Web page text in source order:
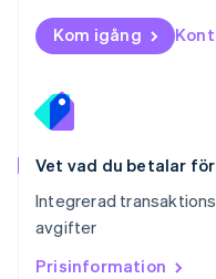
Kom igång
Vet vad du betalar för
Integrerad
avgifter
Prisinformation
Português English
Rumänien
Schweiz
Deutsch
English简体中文
English
Slovenien
English Italiano